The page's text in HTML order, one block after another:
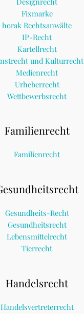
Fixmarke
horak Rechtsanwälte
IP-Recht
Kartellrecht
und Kulturrecht
Medienrecht
Urheberrecht
Wettbewerbsrecht
Familienrecht
Familienrecht
Gesundheits-Recht
Gesundheitsrecht
Lebensmittelrecht
Tierrecht
Handelsrecht
Handelsvertreterrecht